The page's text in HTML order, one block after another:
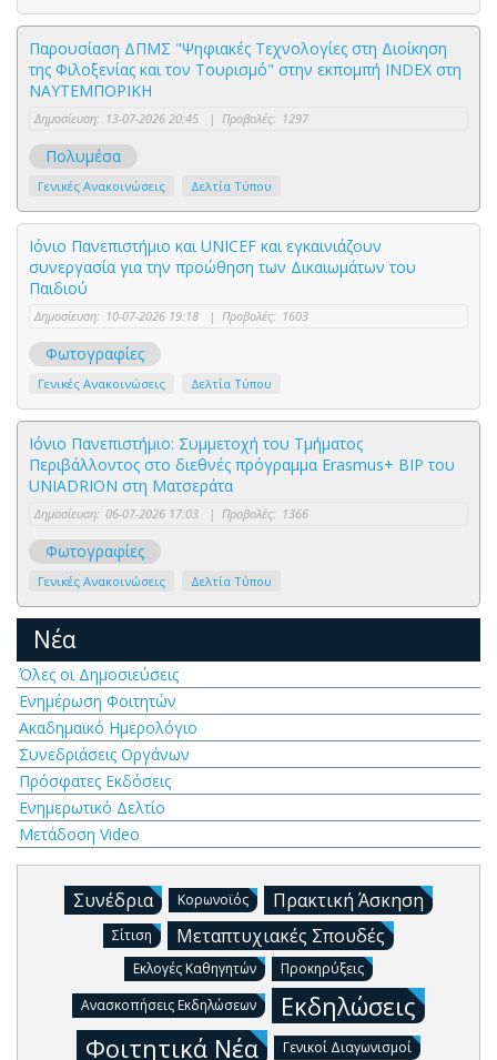
Παρουσίαση ΔΠΜΣ "Ψηφιακές Τεχνολογίες στη Διοίκηση
της Φιλοξενίας και τον Τουρισμό" στην εκπομπή INDEX στη
ΝΑΥΤΕΜΠΟΡΙΚΗ
Δημοσίευση: 13-07-2026 20:45 | Προβολές: 1297
Πολυμέσα
Γενικές Ανακοινώσεις Δελτία Τύπου
Ιόνιο Πανεπιστήμιο και UNICEF και εγκαινιάζουν
συνεργασία για την προώθηση των Δικαιωμάτων του
Παιδιού
Δημοσίευση: 10-07-2026 19:18 | Προβολές: 1603
Φωτογραφίες
Γενικές Ανακοινώσεις Δελτία Τύπου
Ιόνιο Πανεπιστήμιο: Συμμετοχή του Τμήματος
Περιβάλλοντος στο διεθνές πρόγραμμα Erasmus+ BIP του
UNIADRION στη Ματσεράτα
Δημοσίευση: 06-07-2026 17:03 | Προβολές: 1366
Φωτογραφίες
Γενικές Ανακοινώσεις Δελτία Τύπου
Νέα
Όλες οι Δημοσιεύσεις
Ενημέρωση Φοιτητών
Ακαδημαϊκό Ημερολόγιο
Συνεδριάσεις Οργάνων
Πρόσφατες Εκδόσεις
Ενημερωτικό Δελτίο
Μετάδοση Video
Συνέδρια Κορωνοϊός Πρακτική Άσκηση
Σίτιση Μεταπτυχιακές Σπουδές
Εκλογές Καθηγητών
Προκηρύξεις
Ανασκοπήσεις Εκδηλώσεων
Εκδηλώσεις
Φοιτητικά Νέα
Γενικοί Διαγωνισμοί